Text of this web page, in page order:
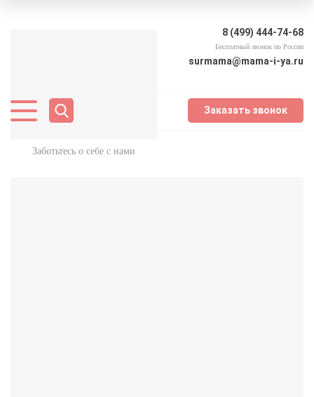
Заботьтесь о себе с нами
8 (499) 444-74-68
Бесплатный звонок по России
surmama@mama-i-ya.ru
Заказать звонок